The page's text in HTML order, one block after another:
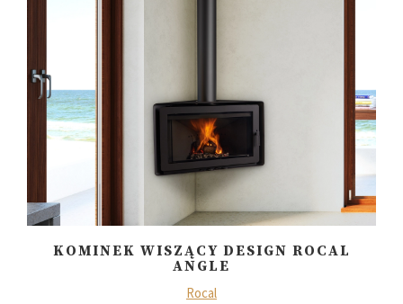
KOMINEK WISZĄCY DESIGN ROCAL
ANGLE
Rocal